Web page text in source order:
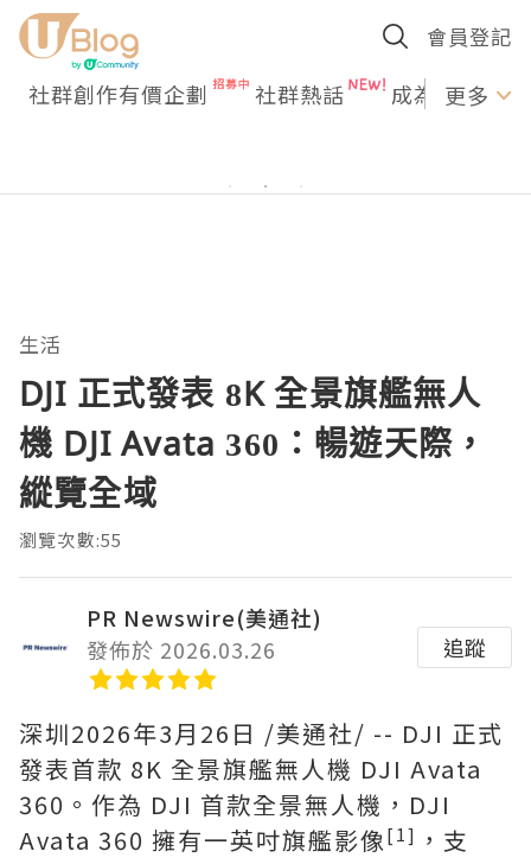
會員登記
社群創作有價企劃 社群熱話 成為U更多
生活
DJI 正式發表 8K 全景旗艦無人
機 DJI Avata 360：暢遊天際，
縱覽全域
瀏覽次數:55
PR Newswire(美通社)
發佈於 2026.03.26
追蹤
深圳2026年3月26日 /美通社/ -- DJI 正式
發表首款 8K 全景旗艦無人機 DJI Avata
360。作為 DJI 首款全景無人機，DJI
Avata 360 擁有一英吋旗艦影像[1] ，支